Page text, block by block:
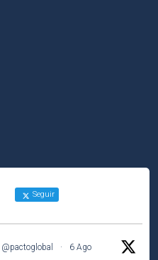
Seguir
@pactoglobal ·
6 Ago